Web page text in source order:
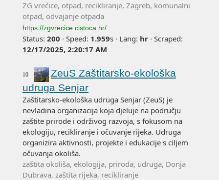
ZG vrećice, otpad, recikliranje, Zagreb, komunalni
otpad, odvajanje otpada
https://zgvrecice.cistoca.hr/
Status: 200 · Speed: 1.959s · Lang: hr · Scraped:
12/17/2025, 2:20:17 AM
10
ZeuS Zaštitarsko-ekološka
udruga Senjar
Zaštitarsko-ekološka udruga Senjar (ZeuS) je
nevladina organizacija koja djeluje na području
zaštite prirode i održivog razvoja, s fokusom na
ekologiju, recikliranje i očuvanje rijeka. Udruga
organizira aktivnosti, projekte i edukacije s ciljem
očuvanja okoliša.
zaštita okoliša, ekologija, priroda, udruga, Donja
Dubrava, zaštita rijeka, recikliranje